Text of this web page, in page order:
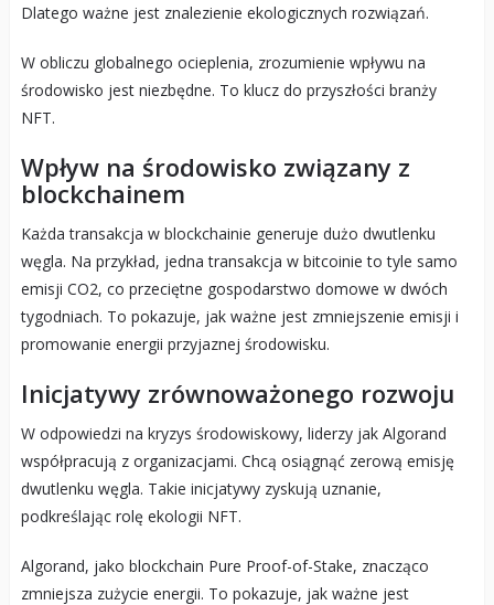
Dlatego ważne jest znalezienie ekologicznych rozwiązań.
W obliczu globalnego ocieplenia, zrozumienie wpływu na
środowisko jest niezbędne. To klucz do przyszłości branży
NFT.
Wpływ na środowisko związany z
blockchainem
Każda transakcja w blockchainie generuje dużo dwutlenku
węgla. Na przykład, jedna transakcja w bitcoinie to tyle samo
emisji CO2, co przeciętne gospodarstwo domowe w dwóch
tygodniach. To pokazuje, jak ważne jest zmniejszenie emisji i
promowanie energii przyjaznej środowisku.
Inicjatywy zrównoważonego rozwoju
W odpowiedzi na kryzys środowiskowy, liderzy jak Algorand
współpracują z organizacjami. Chcą osiągnąć zerową emisję
dwutlenku węgla. Takie inicjatywy zyskują uznanie,
podkreślając rolę ekologii NFT.
Algorand, jako blockchain Pure Proof-of-Stake, znacząco
zmniejsza zużycie energii. To pokazuje, jak ważne jest